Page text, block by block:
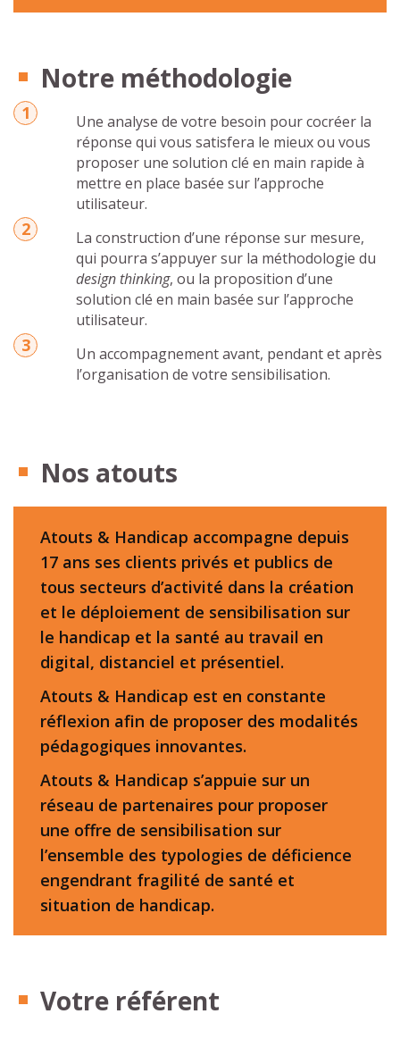
Notre méthodologie
Une analyse de votre besoin pour cocréer la
réponse qui vous satisfera le mieux ou vous
proposer une solution clé en main rapide à
mettre en place basée sur l’approche
utilisateur.
La construction d’une réponse sur mesure,
qui pourra s’appuyer sur la méthodologie du
design thinking, ou la proposition d’une
solution clé en main basée sur l’approche
utilisateur.
Un accompagnement avant, pendant et après
l’organisation de votre sensibilisation.
Nos atouts
Atouts & Handicap accompagne depuis
17 ans ses clients privés et publics de
tous secteurs d’activité dans la création
et le déploiement de sensibilisation sur
le handicap et la santé au travail en
digital, distanciel et présentiel.
Atouts & Handicap est en constante
réflexion afin de proposer des modalités
pédagogiques innovantes.
Atouts & Handicap s’appuie sur un
réseau de partenaires pour proposer
une offre de sensibilisation sur
l’ensemble des typologies de déficience
engendrant fragilité de santé et
situation de handicap.
Votre référent